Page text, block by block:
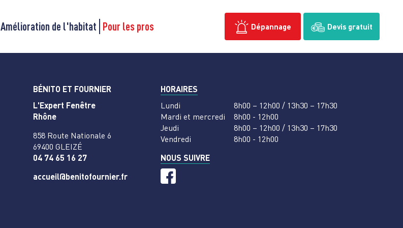
Dépannage Devis gratuit
Amélioration de l'habitat Pour les pros
BÉNITO ET FOURNIER
L'Expert Fenêtre
Rhône
858 Route Nationale 6
69400 GLEIZÉ
04 74 65 16 27
accueil@benitofournier.fr
HORAIRES
Lundi
8h00 – 12h00 / 13h30 – 17h30
Mardi et mercredi
8h00 - 12h00
Jeudi
8h00 – 12h00 / 13h30 – 17h30
Vendredi
8h00 - 12h00
NOUS SUIVRE